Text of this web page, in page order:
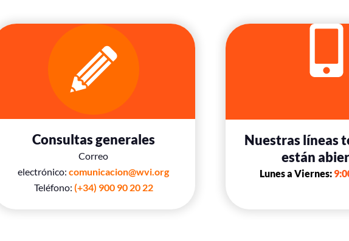
Consultas generales
Correo
electrónico:comunicacion@wvi.org
Teléfono: (+34) 900 90 20 22
Nuestras líneas
están
Lunes a Viernes: